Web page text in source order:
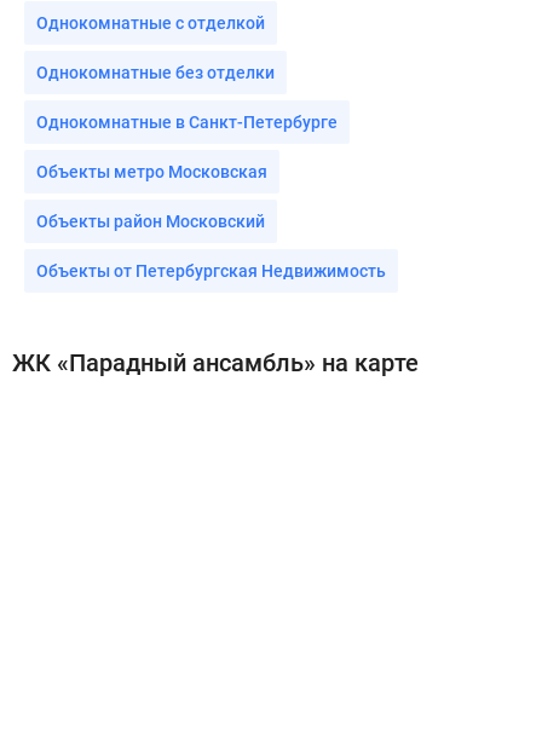
Однокомнатные с отделкой
Однокомнатные без отделки
Однокомнатные в Санкт-Петербурге
Объекты метро Московская
Объекты район Московский
Объекты от Петербургская Недвижимость
ЖК «Парадный ансамбль» на карте